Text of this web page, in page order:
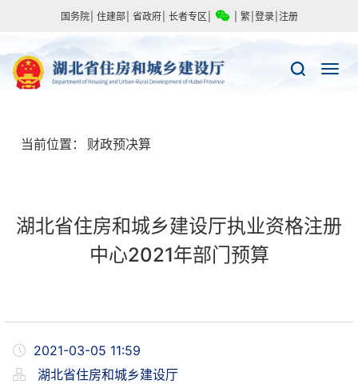
国务院 住建部 省政府 长者专区 繁 登录 注册
当前位置： 财政预决算
湖北省住房和城乡建设厅执业资格注册
中心2021年部门预算
2021-03-05 11:59
湖北省住房和城乡建设厅